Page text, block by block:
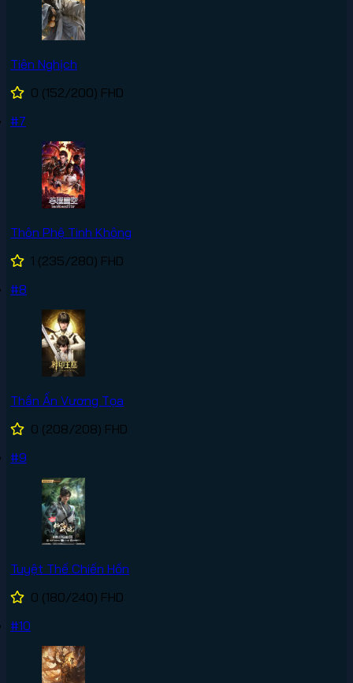
Tiên Nghịch
0 (152/200) FHD
#7
Thôn Phệ Tinh Không
1 (235/280) FHD
#8
Thần Ấn Vương Tọa
0 (208/208) FHD
#9
Tuyệt Thế Chiến Hồn
0 (180/240) FHD
#10